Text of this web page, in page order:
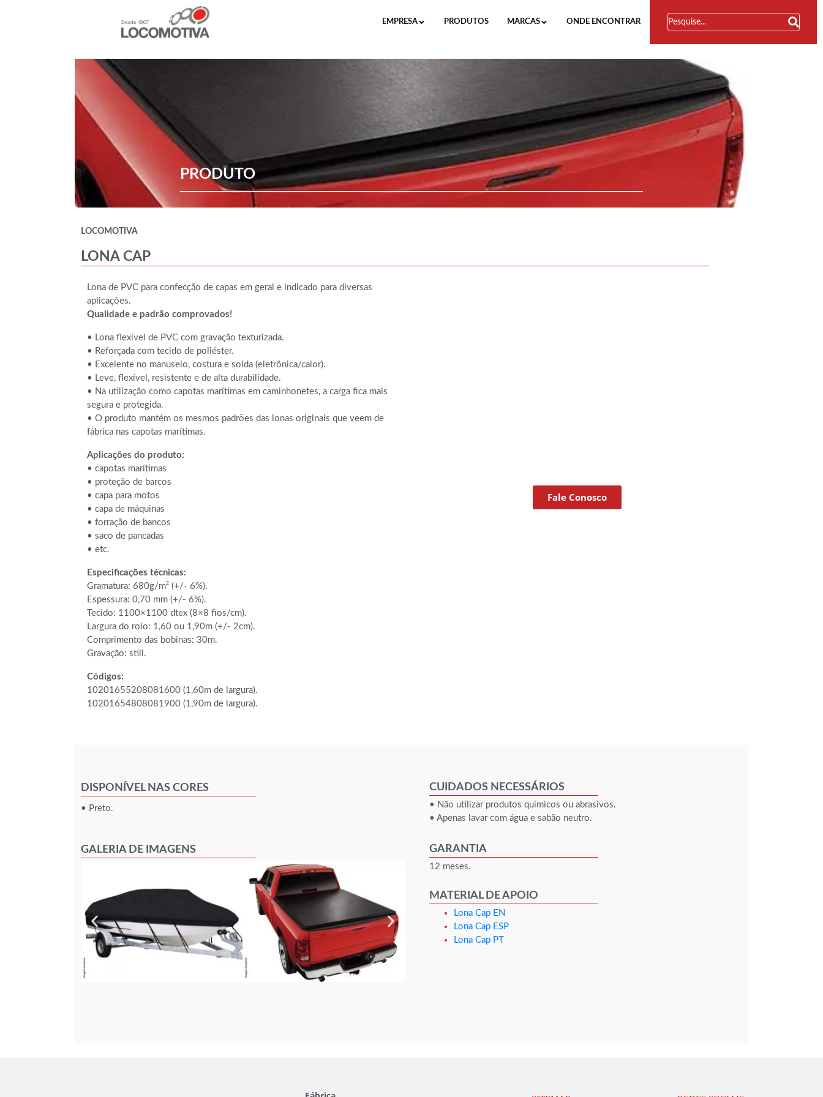
EMPRESA PRODUTOS MARCAS ONDE ENCONTRAR
PRODUTO
LOCOMOTIVA
LONA CAP
Lona de PVC para confecção de capas em geral e indicado para diversas
aplicações.
Qualidade e padrão comprovados!
• Lona flexível de PVC com gravação texturizada.
• Reforçada com tecido de poliéster.
• Excelente no manuseio, costura e solda (eletrônica/calor).
• Leve, flexível, resistente e de alta durabilidade.
• Na utilização como capotas marítimas em caminhonetes, a carga fica mais
segura e protegida.
• O produto mantém os mesmos padrões das lonas originais que veem de
fábrica nas capotas marítimas.
Aplicações do produto:
• capotas marítimas
• proteção de barcos
• capa para motos
• capa de máquinas
• forração de bancos
• saco de pancadas
• etc.
Especificações técnicas:
Gramatura: 680g/m² (+/- 6%).
Espessura: 0,70 mm (+/- 6%).
Tecido: 1100×1100 dtex (8×8 fios/cm).
Largura do rolo: 1,60 ou 1,90m (+/- 2cm).
Comprimento das bobinas: 30m.
Gravação: still.
Códigos:
10201655208081600 (1,60m de largura).
10201654808081900 (1,90m de largura).
Fale Conosco
DISPONÍVEL NAS CORES
• Preto.
CUIDADOS NECESSÁRIOS
• Não utilizar produtos químicos ou abrasivos.
• Apenas lavar com água e sabão neutro.
GALERIA DE IMAGENS GARANTIA
12 meses.
MATERIAL DE APOIO
Lona Cap EN
Lona Cap ESP
Lona Cap PT